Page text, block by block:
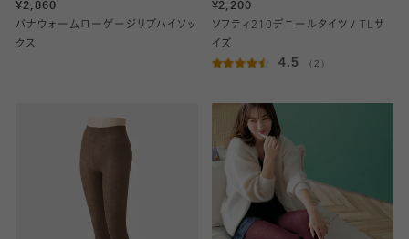
¥2,860
バナウォームローゲージリブハイソッ
クス
¥2,200
ソフティ210デニールタイツ / TLサ
イズ
4.5 （2）